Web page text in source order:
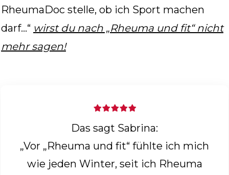
RheumaDoc stelle, ob ich Sport machen
darf…“ wirst du nach „Rheuma und fit“ nicht
mehr sagen!
Das sagt Sabrina:
„Vor „Rheuma und fit“ fühlte ich mich
wie jeden Winter, seit ich Rheuma